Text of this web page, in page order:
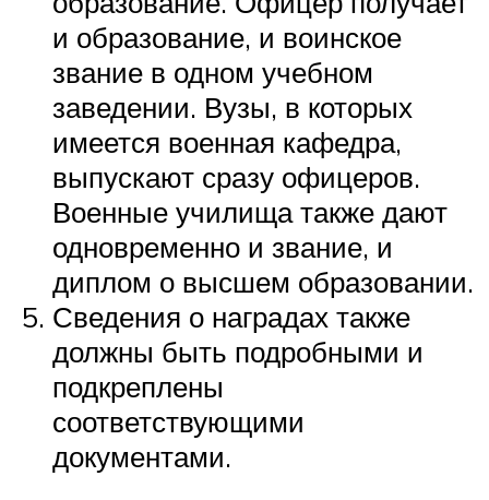
и образование, и воинское
звание в одном учебном
заведении. Вузы, в которых
имеется военная кафедра,
выпускают сразу офицеров.
Военные училища также дают
одновременно и звание, и
диплом о высшем образовании.
Сведения о наградах также
должны быть подробными и
подкреплены
соответствующими
документами.